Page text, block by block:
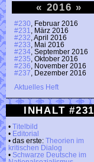
« 2016 »
#230 , Februar 2016
#231
, März 2016
#232 , April 2016
#233 , Mai 2016
#234 , September 2016
#235 , Oktober 2016
#236 , November 2016
#237 , Dezember 2016
Aktuelles Heft
INHALT #231
• Titelbild
• Editorial
• das erste: Theorien im
kritischen Dialog
• Schwarze Deutsche im